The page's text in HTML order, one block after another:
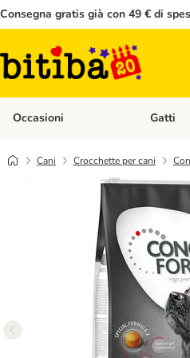
Consegna gratis già con 49 € di
Occasioni Apri
Gatti
Cani Crocchette per cani